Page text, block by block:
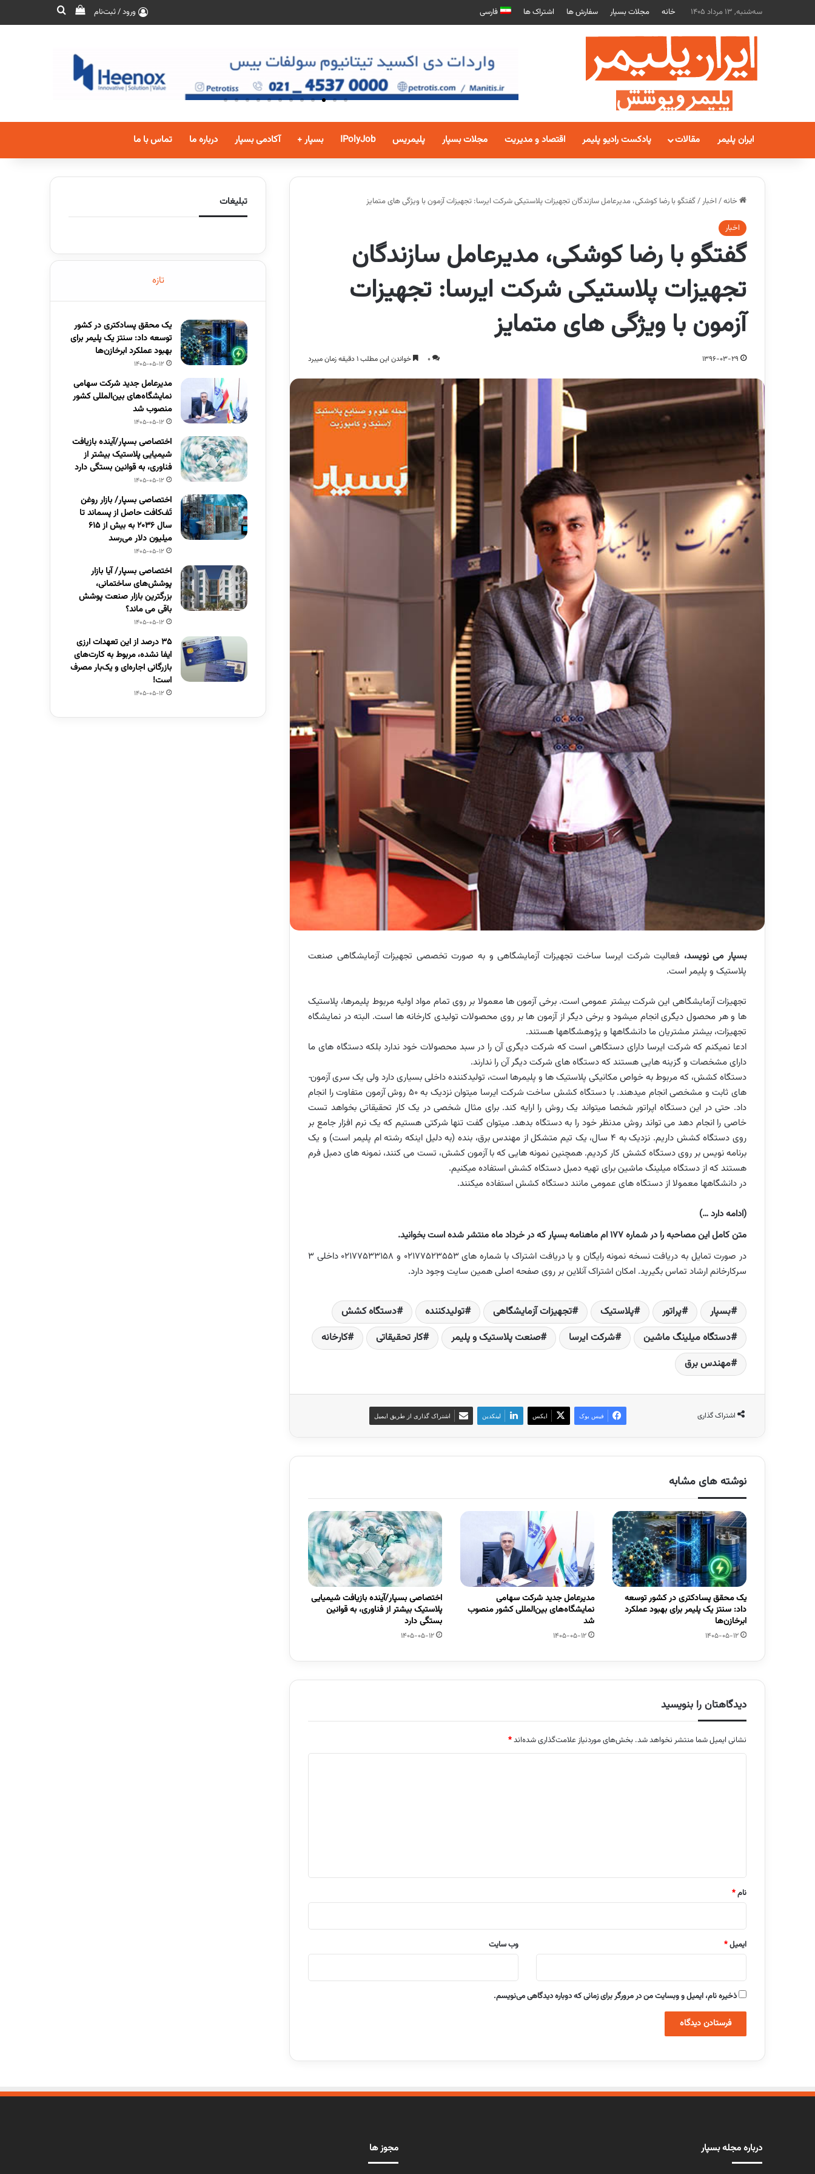
سه‌شنبه, 13 مرداد 1405 خانه مجلات بسپار سفارش ها اشتراک ها فارسی ورود / ثبت‌نام
ایران پلیمر مقالات پادکست رادیو پلیمر اقتصاد و مدیریت مجلات بسپار پلیمریس IPolyJob بسپار + آکادمی بسپار درباره ما تماس با ما
خانه/ اخبار/گفتگو با رضا کوشکی، مدیرعامل سازندگان تجهیزات پلاستیکی شرکت ایرسا: تجهیزات آزمون با ویژگی های متمایز
اخبار
گفتگو با رضا کوشکی، مدیرعامل سازندگان
تجهیزات پلاستیکی شرکت ایرسا: تجهیزات
آزمون با ویژگی های متمایز
1396-03-29
0 خواندن این مطلب 1 دقیقه زمان میبرد
بسپار می نویسد، فعالیت شرکت ایرسا ساخت تجهیزات آزمایشگاهی و به صورت تخصصی تجهیزات آزمایشگاهی صنعت
پلاستیک و پلیمر است.
تجهیزات آزمایشگاهی این شرکت بیشتر عمومی است. برخی آزمون ­ها معمولا بر روی تمام مواد اولیه مربوط پلیمرها، پلاستیک
­ها و هر محصول دیگری انجام می­شود و برخی دیگر از آزمون­ ها بر روی محصولات تولیدی کارخانه­ ها است. البته در نمایشگاه
تجهیزات، بیشتر مشتریان ما دانشگاه­ها و پژوهشگاه­ها هستند.
ادعا نمی­کنم که شرکت ایرسا دارای دستگاهی است که شرکت دیگری آن را در سبد محصولات خود ندارد بلکه دستگاه­ های ما
دارای مشخصات و گزینه­ هایی هستند که دستگاه­ های شرکت دیگر آن را ندارند.
دستگاه کشش، که مربوط به خواص مکانیکی پلاستیک­ ها و پلیمرها است، تولیدکننده داخلی بسیاری دارد ولی یک سری آزمون­
های ثابت و مشخصی انجام می­دهند. با دستگاه کشش ساخت شرکت ایرسا می­توان نزدیک به 50 روش آزمون متفاوت را انجام
داد. حتی در این دستگاه اپراتور شخصا می­تواند یک روش را ارایه کند. برای مثال شخصی در یک کار تحقیقاتی بخواهد تست
خاصی را انجام دهد می تواند روش مدنظر خود را به دستگاه بدهد. می­توان گفت تنها شرکتی هستیم که یک نرم ­افزار جامع بر
روی دستگاه کشش داریم. نزدیک به 4 سال، یک تیم متشکل از مهندس برق، بنده (به دلیل اینکه رشته ام پلیمر است) و یک
برنامه ­نویس بر روی دستگاه کشش کار کردیم. همچنین نمونه ­هایی که با آزمون کشش، تست می­ کنند، نمونه ­های دمبل فرم
هستند که از دستگاه میلینگ ماشین برای تهیه دمبل دستگاه کشش استفاده می­کنیم.
در دانشگاه­ها معمولا از دستگاه ­های عمومی مانند دستگاه کشش استفاده می­کنند.
(ادامه دارد …)
متن کامل این مصاحبه را در شماره 177 ام ماهنامه بسپار که در خرداد ماه منتشر شده است بخوانید.
در صورت تمایل به دریافت نسخه نمونه رایگان و یا دریافت اشتراک با شماره های 02177523553 و 02177533158 داخلی 3
سرکارخانم ارشاد تماس بگیرید. امکان اشتراک آنلاین بر روی صفحه اصلی همین سایت وجود دارد.
بسپار پراتور پلاستیک تجهیزات آزمایشگاهی تولیدکننده
دستگاه کشش
دستگاه میلینگ ماشین
شرکت ایرسا صنعت پلاستیک و پلیمر کار تحقیقاتی
کارخانه­
مهندس برق
اشتراک گذاری فیس بوک ایکس لینکدین اشتراک گذاری از طریق ایمیل
نوشته های مشابه
یک محقق پسادکتری در کشور توسعه
داد: سنتز یک پلیمر برای بهبود عملکرد
ابرخازن‌ها
1405-05-12
مدیرعامل جدید شرکت سهامی
نمایشگاه‌های بین‌المللی کشور منصوب
شد
1405-05-12
اختصاصی بسپار/آینده بازیافت شیمیایی
پلاستیک بیشتر از فناوری، به قوانین
بستگی دارد
1405-05-12
دیدگاهتان را بنویسید
نشانی ایمیل شما منتشر نخواهد شد. بخش‌های موردنیاز علامت‌گذاری شده‌اند*
نام*
ایمیل* وب‌ سایت
ذخیره نام، ایمیل و وبسایت من در مرورگر برای زمانی که دوباره دیدگاهی می‌نویسم.
تبلیغات
تازه
یک محقق پسادکتری در کشور
توسعه داد: سنتز یک پلیمر برای
بهبود عملکرد ابرخازن‌ها
1405-05-12
مدیرعامل جدید شرکت سهامی
نمایشگاه‌های بین‌المللی کشور
منصوب شد
1405-05-12
اختصاصی بسپار/آینده بازیافت
شیمیایی پلاستیک بیشتر از
فناوری، به قوانین بستگی دارد
1405-05-12
اختصاصی بسپار/ بازار روغن
تَف‌کافت حاصل از پسماند تا
سال ۲۰۳۶ به بیش از ۶۱۵
میلیون دلار می‌رسد
1405-05-12
اختصاصی بسپار/ آیا بازار
پوشش‌های ساختمانی،
بزرگترین بازار صنعت پوشش
باقی می ماند؟
1405-05-12
۳۵ درصد از این تعهدات ارزی
ایفا نشده، مربوط به کارت‌های
بازرگانی اجاره‌ای و یک‌بار مصرف
است!
1405-05-12
درباره مجله بسپار مجوز ها